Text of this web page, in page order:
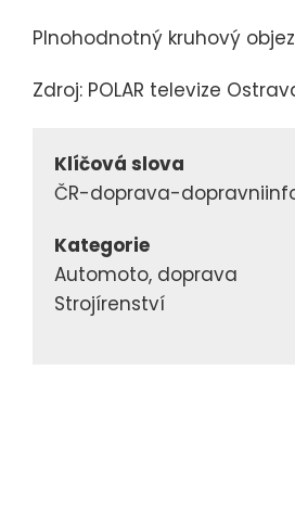
Plnohodnotný kruhový
Zdroj: POLAR televize
Klíčová slova
ČR-doprava-
Kategorie
Automoto, doprava
Strojírenství